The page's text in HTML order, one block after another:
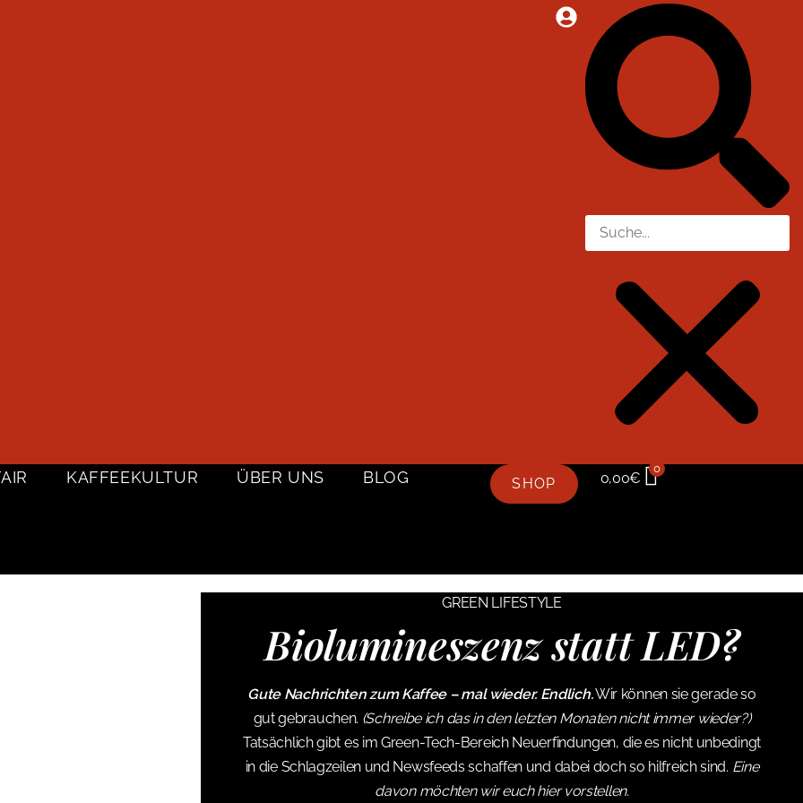
KAFFEEKULTUR ÜBER UNS BLOG SHOP 0,00€
0
GREEN LIFESTYLE
Biolumineszenz statt LED?
Gute Nachrichten zum Kaffee – mal wieder. Endlich.Wir können sie gerade so
gut gebrauchen. (Schreibe ich das in den letzten Monaten nicht immer wieder?)
Tatsächlich gibt es im Green-Tech-Bereich Neuerfindungen, die es nicht unbedingt
in die Schlagzeilen und Newsfeeds schaffen und dabei doch so hilfreich sind. Eine
davon möchten wir euch hier vorstellen.